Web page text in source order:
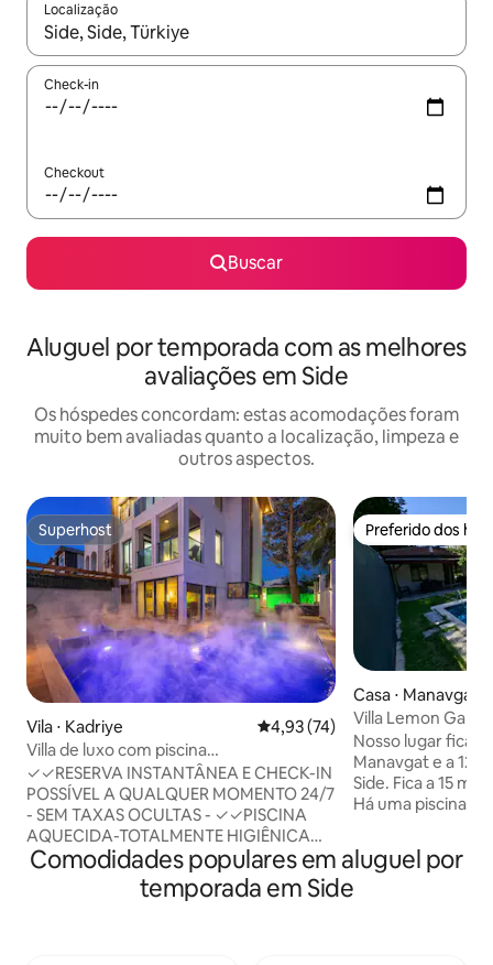
Localização
Quando os resultados estiverem disponíveis, explore-os
Check-in
Checkout
Buscar
Aluguel por temporada com as melhores
avaliações em Side
Os hóspedes concordam: estas acomodações foram
muito bem avaliadas quanto a localização, limpeza e
outros aspectos.
Superhost
Superhost
Vila ⋅ Kadriye 4,93 de uma avaliação média
4,93 (74)
Villa de luxo com piscina
aquecida/jacuzzi/quartos com banheiro
privativo
✓✓RESERVA INSTANTÂNEA E CHECK-IN
POSSÍVEL A QUALQUER MOMENTO 24/7
- SEM TAXAS OCULTAS - ✓✓PISCINA
AQUECIDA-TOTALMENTE HIGIÊNICA
✓✓Quartos com banheiro Duas
banheiras de hidromassagem✓✓
internas e externas ✓✓Aeroporto a
Preferido dos
Preferido dos
Casa ⋅ Manavgat
Villa Lemon
Nosso lugar fica
Manavgat e a 12
Side. Fica a 15
Há uma piscina
pinheiros, longe
barulho da
Comodidades populares em aluguel por
temporada em Side